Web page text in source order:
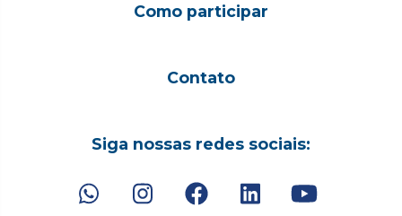
Como participar
Contato
Siga nossas redes sociais: